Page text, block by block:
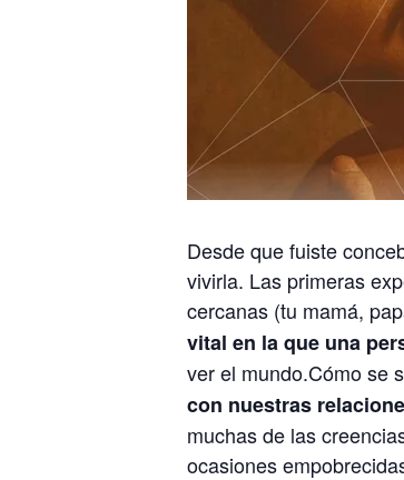
Desde que fuiste
vivirla. Las primeras
cercanas (tu mamá,
vital en la que una
ver el mundo.Cómo se
con nuestras
muchas de las
ocasiones